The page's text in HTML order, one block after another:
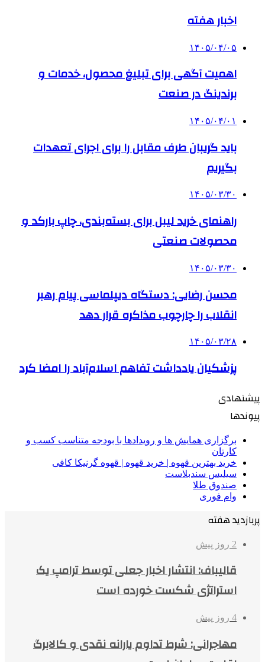
اخبار هفته
۱۴۰۵/۰۴/۰۵
اهمیت آگهی برای تبلیغ محصول، خدمات و
برندینگ در صنعت
۱۴۰۵/۰۴/۰۱
باید گریبان طرف مقابل را برای اجرای تعهدات
بگیریم
۱۴۰۵/۰۳/۳۰
راهنمای خرید لیبل برای بسته‌بندی، چاپ بارکد و
محصولات صنعتی
۱۴۰۵/۰۳/۳۰
محسن رضایی: دستگاه دیپلماسی پیام رهبر
انقلاب را چارچوب مذاکره قرار دهد
۱۴۰۵/۰۳/۲۸
پزشکیان یادداشت تفاهم اسلام‌آباد را امضا کرد
پیشنهادی
پیوندها
برگزاری همایش ها و رویدادها با بودجه متناسب کسب و
کارتان
خرید بهترین قهوه | خرید قهوه | قهوه گرنیکا کافی
سیلیس سندبلاست
صندوق طلا
وام فوری
پربازدید هفته
2 روز پیش
قالیباف: انتشار اخبار جعلی توسط ترامپ یک
استراتژی شکست خورده است
4 روز پیش
مهاجرانی: شرط تداوم یارانه نقدی و کالابرگ